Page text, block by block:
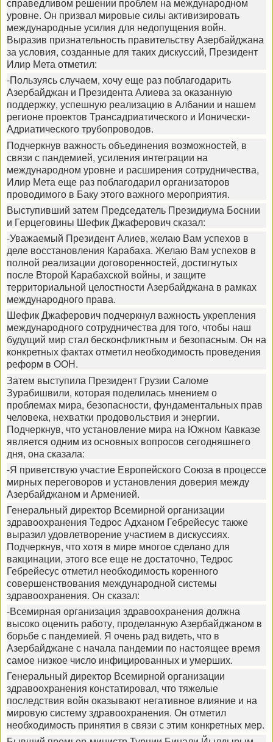
уровне. Он призвал мировые силы активизировать
международные усилия для недопущения войн.
Выразив признательность правительству Азербайджана
за условия, созданные для таких дискуссий, Президент
Илир Мета отметил:
-Пользуясь случаем, хочу еще раз поблагодарить
Азербайджан и Президента Алиева за оказанную
поддержку, успешную реализацию в Албании и нашем
регионе проектов Трансадриатического и Ионически-
Адриатического трубопроводов.
Подчеркнув важность объединения возможностей, в
связи с пандемией, усиления интеграции на
международном уровне и расширения сотрудничества,
Илир Мета еще раз поблагодарил организаторов
проводимого в Баку этого важного мероприятия.
Выступивший затем Председатель Президиума Боснии
и Герцеговины Шефик Джаферович сказал:
-Уважаемый Президент Алиев, желаю Вам успехов в
деле восстановления Карабаха. Желаю Вам успехов в
полной реализации договоренностей, достигнутых
после Второй Карабахской войны, и защите
территориальной целостности Азербайджана в рамках
международного права.
Шефик Джаферович подчеркнул важность укрепления
международного сотрудничества для того, чтобы наш
будущий мир стал бесконфликтным и безопасным. Он на
конкретных фактах отметил необходимость проведения
реформ в ООН.
Затем выступила Президент Грузии Саломе
Зурабишвили, которая поделилась мнением о
проблемах мира, безопасности, фундаментальных прав
человека, нехватки продовольствия и энергии.
Подчеркнув, что установление мира на Южном Кавказе
является одним из основных вопросов сегодняшнего
дня, она сказала:
-Я приветствую участие Европейского Союза в процессе
мирных переговоров и установления доверия между
Азербайджаном и Арменией.
Генеральный директор Всемирной организации
здравоохранения Тедрос Адханом Гебрейесус также
выразил удовлетворение участием в дискуссиях.
Подчеркнув, что хотя в мире многое сделано для
вакцинации, этого все еще не достаточно, Тедрос
Гебрейесус отметил необходимость коренного
совершенствования международной системы
здравоохранения. Он сказал:
-Всемирная организация здравоохранения должна
высоко оценить работу, проделанную Азербайджаном в
борьбе с пандемией. Я очень рад видеть, что в
Азербайджане с начала пандемии по настоящее время
самое низкое число инфицированных и умерших.
Генеральный директор Всемирной организации
здравоохранения констатировал, что тяжелые
последствия войн оказывают негативное влияние и на
мировую систему здравоохранения. Он отметил
необходимость принятия в связи с этим конкретных мер.